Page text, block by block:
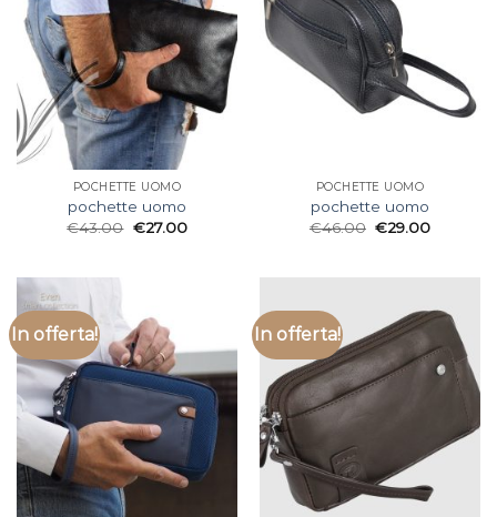
POCHETTE UOMO
pochette uomo
€43.00 €27.00
POCHETTE UOMO
pochette uomo
€46.00 €29.00
In offerta! In offerta!